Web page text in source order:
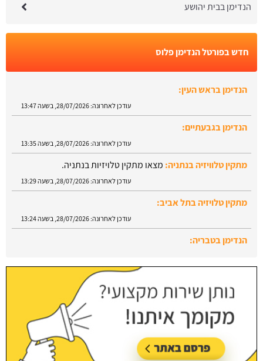
הנדימן בבית יהושע
חדש בפורטל הנדימן פלוס
הנדימן בגבעתיים:
עודכן לאחרונה: 28/07/2026, בשעה 13:35
מתקין טלוויזיה בנתניה:
עודכן לאחרונה: 28/07/2026, בשעה 13:29
מתקין טלויזיה בתל אביב:
עודכן לאחרונה: 28/07/2026, בשעה 13:24
הנדימן בטבריה:
עודכן לאחרונה: 28/07/2026, בשעה 13:52
הנדימן בראש העין: